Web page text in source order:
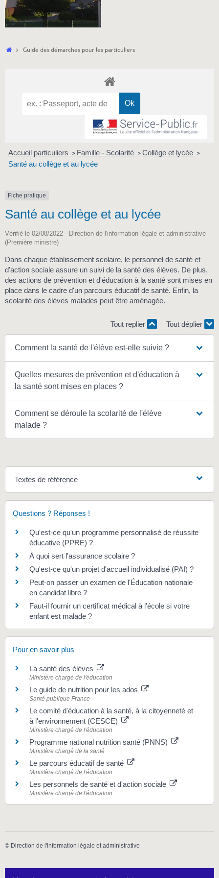
Accueil
Guide des démarches pour les particuliers
Accueil particuliers > Famille - Scolarité > Collège et lycée >
Santé au collège et au lycée
Fiche pratique
Santé au collège et au lycée
Vérifié le 02/08/2022 - Direction de l'information légale et administrative
(Première ministre)
Dans chaque établissement scolaire, le personnel de santé et
d'action sociale assure un suivi de la santé des élèves. De plus,
des actions de prévention et d'éducation à la santé sont mises en
place dans le cadre d'un parcours éducatif de santé. Enfin, la
scolarité des élèves malades peut être aménagée.
Tout replier Tout déplier
Comment la santé de l'élève est-elle suivie ?
Quelles mesures de prévention et d'éducation à
la santé sont mises en places ?
Comment se déroule la scolarité de l'élève
malade ?
Textes de référence
Questions ? Réponses !
Qu'est-ce qu'un programme personnalisé de réussite
éducative (PPRE) ?
À quoi sert l'assurance scolaire ?
Qu'est-ce qu'un projet d'accueil individualisé (PAI) ?
Peut-on passer un examen de l'Éducation nationale
en candidat libre ?
Faut-il fournir un certificat médical à l'école si votre
enfant est malade ?
Pour en savoir plus
La santé des élèves
Ministère chargé de l'éducation
Le guide de nutrition pour les ados
Santé publique France
Le comité d'éducation à la santé, à la citoyenneté et
à l'environnement (CESCE)
Ministère chargé de l'éducation
Programme national nutrition santé (PNNS)
Ministère chargé de la santé
Le parcours éducatif de santé
Ministère chargé de l'éducation
Les personnels de santé et d'action sociale
Ministère chargé de l'éducation
© Direction de l'information légale et administrative